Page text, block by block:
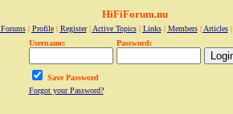
HiFiForum.nu
Forums| Profile| Register| Active Topics| Links| Members| Articles|
Username:
Password:
Save Password
Forgot your Password?